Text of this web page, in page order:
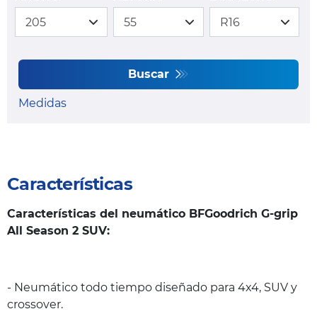
Buscar
Medidas
Características
Características del neumático BFGoodrich G-grip
All Season 2 SUV:
- Neumático todo tiempo diseñado para 4x4, SUV y
crossover.